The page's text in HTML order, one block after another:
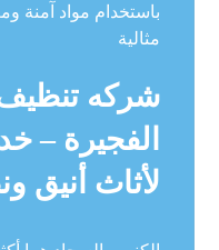
باستخدام مواد آمنة
مثالية
شركه
الفجيرة –
لأثاث أنيق